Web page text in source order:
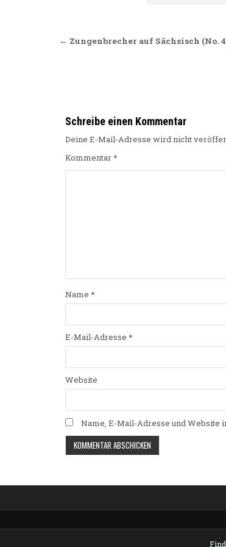
Beitragsnavigation
← Zungenbrecher auf Sächsisch (No.
Schreibe einen Kommentar
Deine E-Mail-Adresse wird nicht
Kommentar*
Name *
E-Mail-Adresse *
Website
Name, E-Mail-Adresse und Website